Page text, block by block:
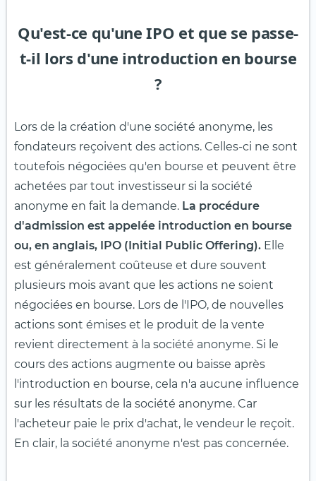
Qu'est-ce qu'une IPO et que se passe-
t-il lors d'une introduction en bourse
?
Lors de la création d'une société anonyme, les
fondateurs reçoivent des actions. Celles-ci ne sont
toutefois négociées qu'en bourse et peuvent être
achetées par tout investisseur si la société
anonyme en fait la demande. La procédure
d'admission est appelée introduction en bourse
ou, en anglais, IPO (Initial Public Offering). Elle
est généralement coûteuse et dure souvent
plusieurs mois avant que les actions ne soient
négociées en bourse. Lors de l'IPO, de nouvelles
actions sont émises et le produit de la vente
revient directement à la société anonyme. Si le
cours des actions augmente ou baisse après
l'introduction en bourse, cela n'a aucune influence
sur les résultats de la société anonyme. Car
l'acheteur paie le prix d'achat, le vendeur le reçoit.
En clair, la société anonyme n'est pas concernée.